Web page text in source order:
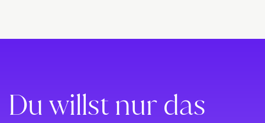
Du willst nur das